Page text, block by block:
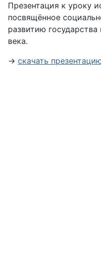
Презентация к уроку
посвящённое
развитию
века.
→ скачать